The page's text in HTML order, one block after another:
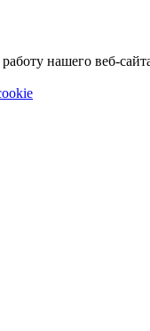
нашего веб-